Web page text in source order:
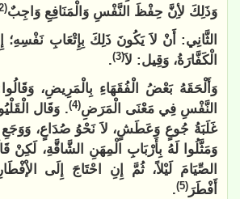
وَذَلِكَ لأِنَّ حِفْظَ النَّفْسِ وَالْمَنَافِعِ وَاجِبٌ(2)
الثَّانِي: أَنْ لاَ يَكُونَ ذَلِكَ بِإِتْعَابِ نَفْسِهِ؛
الْكَفَّارَةُ، وَقِيل: لاَ(3)
.
وَأَلْحَقَهُ بَعْضُ الْفُقَهَاءِ بِالْمَرِيضِ،
النَّفْسِ فِي مَعْنَى الْمَرَضِ(4)
. وَقَال
غَلَبَةُ جُوعٍ وَعَطَشٍ، لاَ نَحْوُ صُدَاعٍ،
وَمَثَّلُوا لَهُ بِأَرْبَابِ الْمِهَنِ الشَّاقَّةِ، لَكِنْ
الصِّيَامَ لَيْلاً، ثُمَّ إِنِ احْتَاجَ إِلَى
أَفْطَرَ (5)
.